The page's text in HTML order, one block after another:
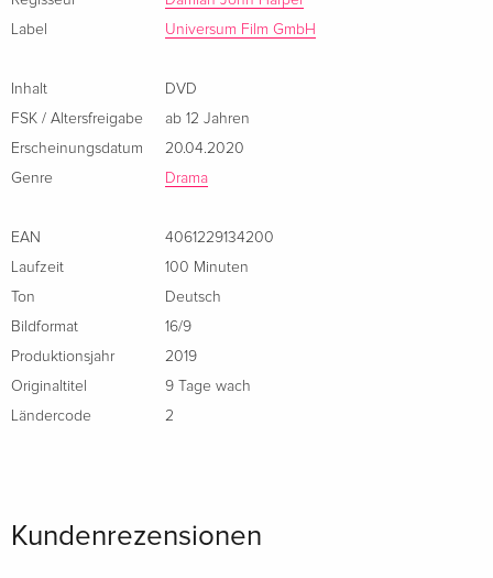
Label
Universum Film GmbH
Inhalt
DVD
FSK / Altersfreigabe
ab 12 Jahren
Erscheinungsdatum
20.04.2020
Genre
Drama
EAN
4061229134200
Laufzeit
100 Minuten
Ton
Deutsch
Bildformat
16/9
Produktionsjahr
2019
Originaltitel
9 Tage wach
Ländercode
2
Kundenrezensionen